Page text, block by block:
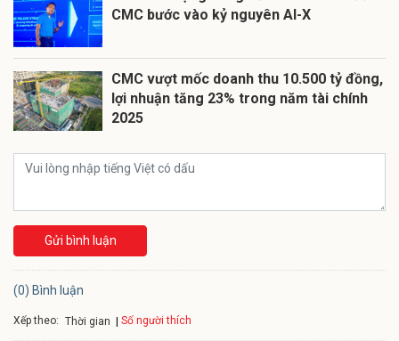
CMC bước vào kỷ nguyên AI-X
CMC vượt mốc doanh thu 10.500 tỷ đồng,
lợi nhuận tăng 23% trong năm tài chính
2025
Gửi bình luận
(0) Bình luận
Xếp theo: Thời gian Số người thích